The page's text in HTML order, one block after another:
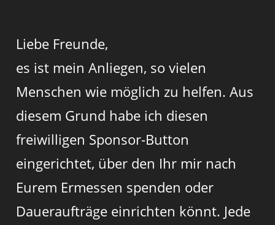
Liebe Freunde,
es ist mein Anliegen, so vielen
Menschen wie möglich zu helfen. Aus
diesem Grund habe ich diesen
freiwilligen Sponsor-Button
eingerichtet, über den Ihr mir nach
Eurem Ermessen spenden oder
Daueraufträge einrichten könnt. Jede